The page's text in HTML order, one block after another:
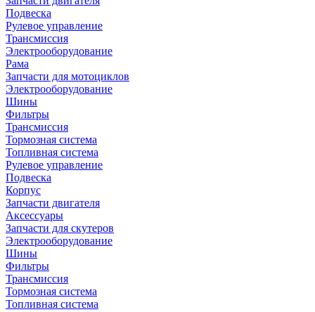
Подвеска
Рулевое управление
Трансмиссия
Электрооборудование
Рама
Запчасти для мотоциклов
Электрооборудование
Шины
Фильтры
Трансмиссия
Тормозная система
Топливная система
Рулевое управление
Подвеска
Корпус
Запчасти двигателя
Аксессуары
Запчасти для скутеров
Электрооборудование
Шины
Фильтры
Трансмиссия
Тормозная система
Топливная система